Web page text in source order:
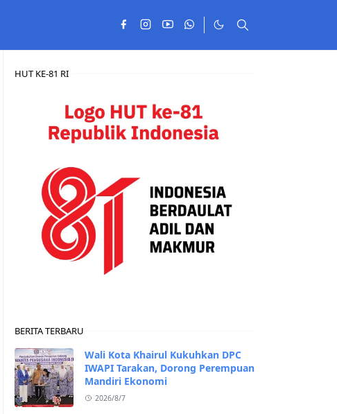
HUT KE-81 RI
BERITA TERBARU
Wali Kota Khairul Kukuhkan DPC
IWAPI Tarakan, Dorong Perempuan
Mandiri Ekonomi
2026/8/7